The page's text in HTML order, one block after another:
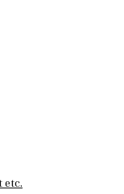
etc.